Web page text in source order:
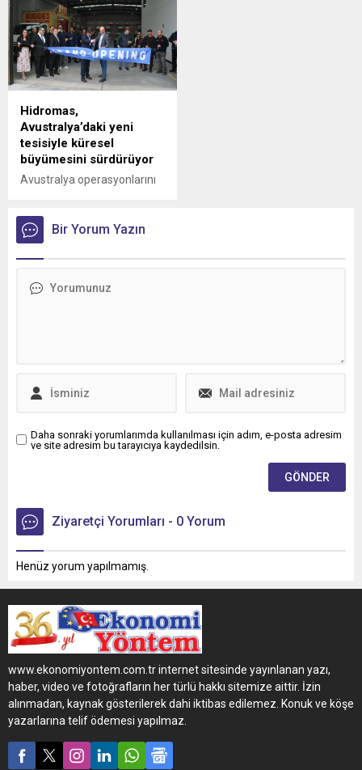
Hidromas,
Avustralya’daki yeni
tesisiyle küresel
büyümesini sürdürüyor
Avustralya operasyonlarını
açılışıyla güçlendiren
Hidromas, küresel çapta
genişlemeye devam ediyor.
Bir Yorum Yazın
Daha sonraki yorumlarımda kullanılması için adım, e-posta adresim
ve site adresim bu tarayıcıya kaydedilsin.
Ziyaretçi Yorumları - 0 Yorum
Henüz yorum yapılmamış.
www.ekonomiyontem.com.tr internet sitesinde yayınlanan yazı,
haber, video ve fotoğrafların her türlü hakkı sitemize aittir. İzin
alınmadan, kaynak gösterilerek dahi iktibas edilemez. Konuk ve köşe
yazarlarına telif ödemesi yapılmaz.